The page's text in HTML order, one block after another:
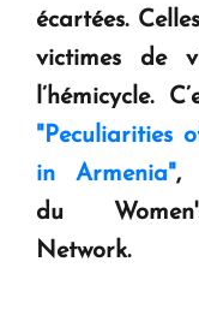
écartées.
victimes de
l’hémicycle.
"Peculiarities
in Armenia",
du
Network.